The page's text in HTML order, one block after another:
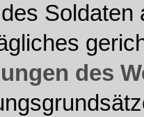
Soldaten
des